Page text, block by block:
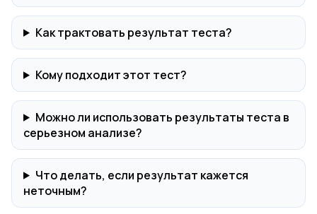
Как трактовать результат теста?
Кому подходит этот тест?
Можно ли использовать результаты теста в
серьезном анализе?
Что делать, если результат кажется
неточным?